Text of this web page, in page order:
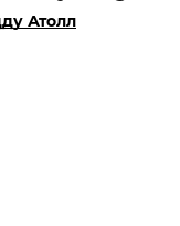
Атолл